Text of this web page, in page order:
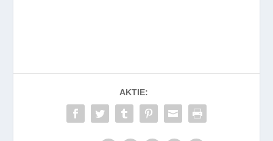
AKTIE: